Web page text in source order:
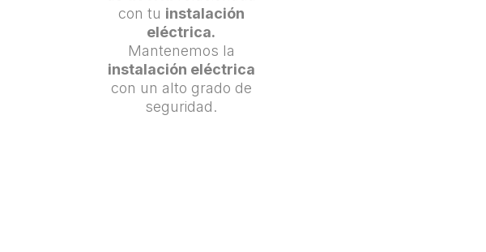
con tu instalación
eléctrica.
Mantenemos la
instalación eléctrica
con un alto grado de
seguridad.